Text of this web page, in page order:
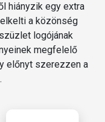
hiányzik egy extra
a közönség
logójának
megfelelő
előnyt szerezzen a